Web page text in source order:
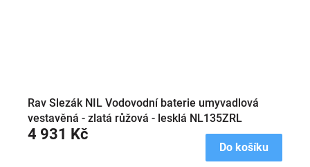
Rav Slezák NIL Vodovodní baterie umyvadlová
vestavěná - zlatá růžová - lesklá NL135ZRL
4 931 Kč
Do košíku